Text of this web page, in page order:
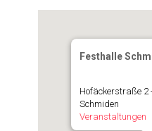
Festhalle
Hofäckerstraße 2
Schmiden
Veranstaltungen